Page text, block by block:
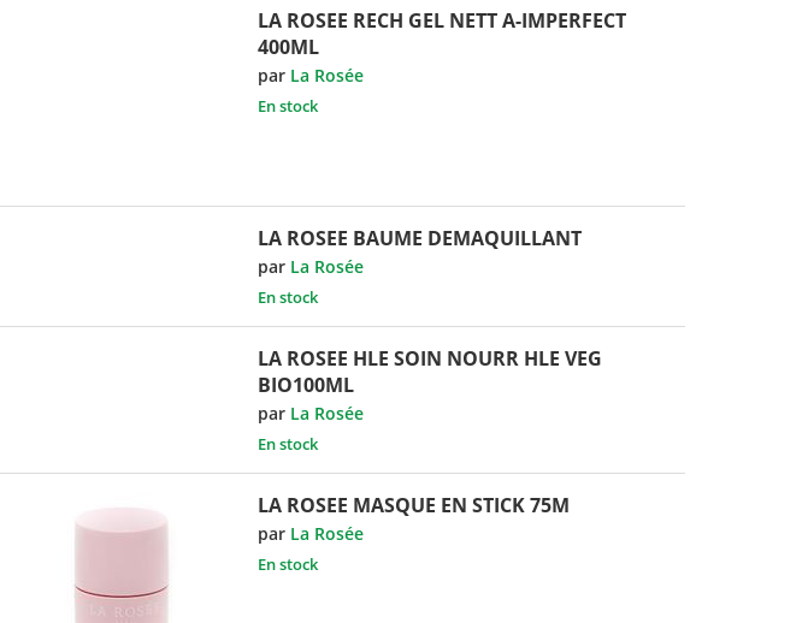
LA ROSEE RECH GEL NETT A-IMPERFECT
400ML
par La Rosée
En stock
LA ROSEE BAUME DEMAQUILLANT
par La Rosée
En stock
LA ROSEE HLE SOIN NOURR HLE VEG
BIO100ML
par La Rosée
En stock
LA ROSEE MASQUE EN STICK 75M
par La Rosée
En stock